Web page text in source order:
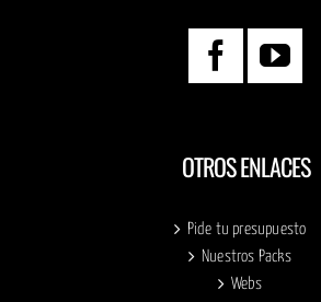
OTROS ENLACES
Pide tu presupuesto
Nuestros Packs
Webs